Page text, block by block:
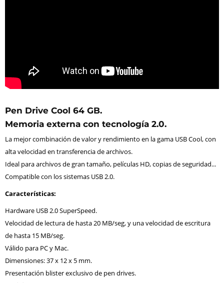
Pen Drive Cool 64 GB.
Memoria externa con tecnología 2.0.
La mejor combinación de valor y rendimiento en la gama USB Cool, con
alta velocidad en transferencia de archivos.
Ideal para archivos de gran tamaño, películas HD, copias de seguridad...
Compatible con los sistemas USB 2.0.
Características:
Hardware USB 2.0 SuperSpeed.
Velocidad de lectura de hasta 20 MB/seg, y una velocidad de escritura
de hasta 15 MB/seg.
Válido para PC y Mac.
Dimensiones: 37 x 12 x 5 mm.
Presentación blister exclusivo de pen drives.